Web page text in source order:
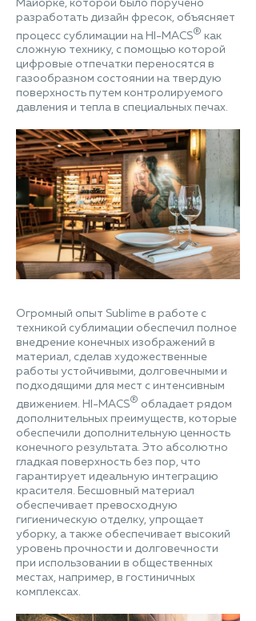
Майорке, которой было поручено
разработать дизайн фресок, объясняет
процесс сублимации на HI-MACS® как
сложную технику, с помощью которой
цифровые отпечатки переносятся в
газообразном состоянии на твердую
поверхность путем контролируемого
давления и тепла в специальных печах.
Огромный опыт Sublime в работе с
техникой сублимации обеспечил полное
внедрение конечных изображений в
материал, сделав художественные
работы устойчивыми, долговечными и
подходящими для мест с интенсивным
движением. HI-MACS® обладает рядом
дополнительных преимуществ, которые
обеспечили дополнительную ценность
конечного результата. Это абсолютно
гладкая поверхность без пор, что
гарантирует идеальную интеграцию
красителя. Бесшовный материал
обеспечивает превосходную
гигиеническую отделку, упрощает
уборку, а также обеспечивает высокий
уровень прочности и долговечности
при использовании в общественных
местах, например, в гостиничных
комплексах.